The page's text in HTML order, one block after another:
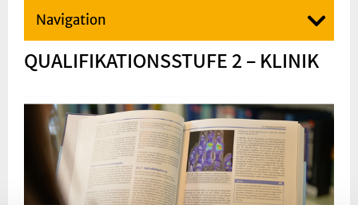
Navigation
QUALIFIKATIONSSTUFE 2 – KLINIK